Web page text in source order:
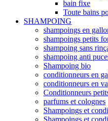
bain fixe
Toute bains
SHAMPOING
shampoings en
shampoings petits
shampoing sans
shampoing anti
Shampoing bio
conditionneurs en
conditionneurs en
Conditionneurs
parfums et colognes
Shampoings et
Shampoings et